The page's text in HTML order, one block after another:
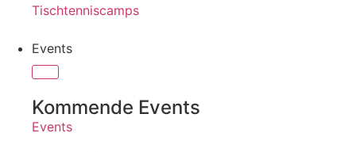
Tischtenniscamps
Events
Kommende Events
Events